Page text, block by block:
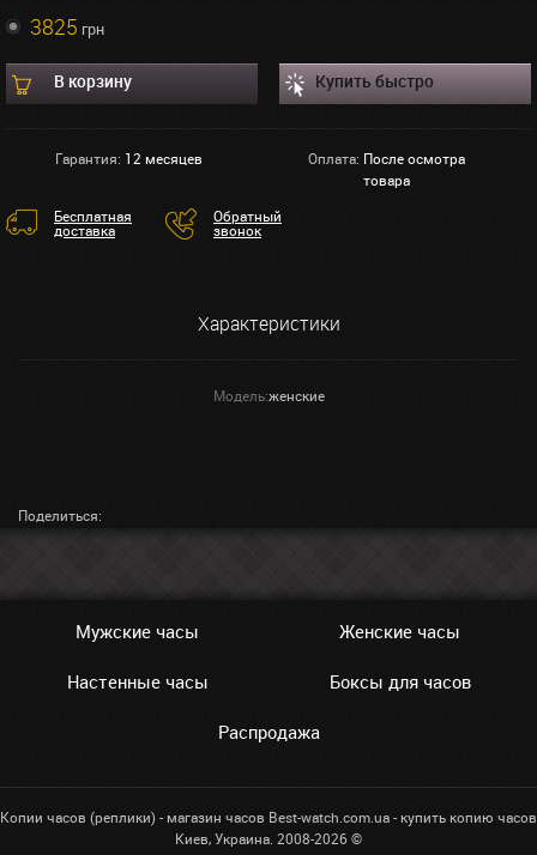
3825 грн
В корзину Купить быстро
Гарантия: 12 месяцев Оплата: После осмотра
товара
Бесплатная
доставка
Обратный
звонок
Характеристики
Модель:женские
Поделиться:
Мужские часы Женские часы
Настенные часы Боксы для часов
Распродажа
Копии часов (реплики) - магазин часов Best-watch.com.ua - купить копию часов
Киев, Украина. 2008-2026 ©